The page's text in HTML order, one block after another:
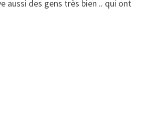
aussi des gens très bien .. qui ont